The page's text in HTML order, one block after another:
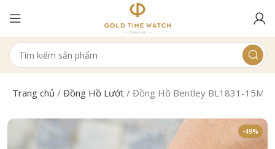
Trang chủ /Đồng Hồ Lướt /Đồng Hồ Bentley BL1831-
-49%